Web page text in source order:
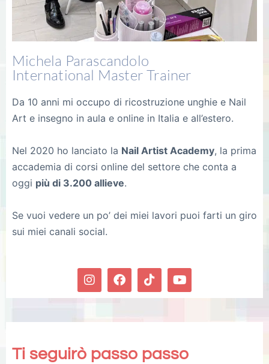
Michela Parascandolo
International Master Trainer
Da 10 anni mi occupo di ricostruzione unghie e Nail
Art e insegno in aula e online in Italia e all’estero.
Nel 2020 ho lanciato la Nail Artist Academy, la prima
accademia di corsi online del settore che conta a
oggi più di 3.200 allieve.
Se vuoi vedere un po’ dei miei lavori puoi farti un giro
sui miei canali social.
Ti seguirò passo passo